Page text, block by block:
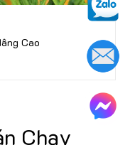
Cao
Chạy